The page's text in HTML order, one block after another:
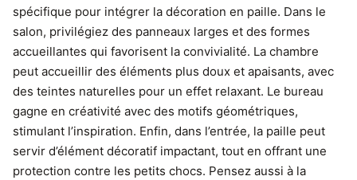
spécifique pour intégrer la décoration en paille. Dans le
salon, privilégiez des panneaux larges et des formes
accueillantes qui favorisent la convivialité. La chambre
peut accueillir des éléments plus doux et apaisants, avec
des teintes naturelles pour un effet relaxant. Le bureau
gagne en créativité avec des motifs géométriques,
stimulant l’inspiration. Enfin, dans l’entrée, la paille peut
servir d’élément décoratif impactant, tout en offrant une
protection contre les petits chocs. Pensez aussi à la